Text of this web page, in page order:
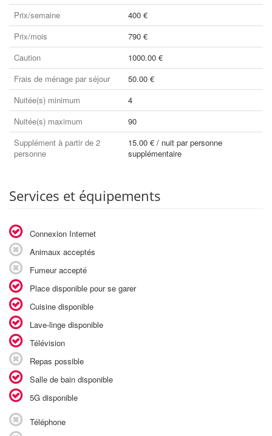
Prix/semaine
400 €
Prix/mois
790 €
Caution
1000.00 €
Frais de ménage par séjour
50.00 €
Nuitée(s) minimum
4
Nuitée(s) maximum
90
Supplément à partir de 2
personne
15.00 € / nuit par personne
supplémentaire
Services et équipements
Connexion Internet
Animaux acceptés
Fumeur accepté
Place disponible pour se garer
Cuisine disponible
Lave-linge disponible
Télévision
Repas possible
Salle de bain disponible
5G disponible
Téléphone